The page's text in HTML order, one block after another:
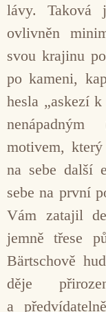
lávy. Taková
ovlivněn
svou krajinu
po kameni,
hesla „askezí
motivem,
na sebe další
sebe na první
Vám zatajil
jemně třese
Bärtschově
děje
a